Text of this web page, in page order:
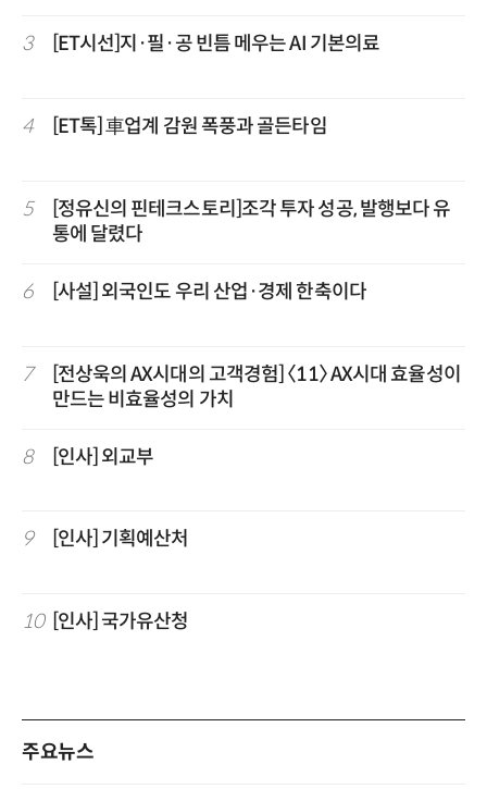
3 [ET시선]지·필·공 빈틈 메우는 AI 기본의료
4 [ET톡] 車업계 감원 폭풍과 골든타임
5
[정유신의 핀테크스토리]조각 투자 성공, 발행보다 유
통에 달렸다
6 [사설] 외국인도 우리 산업·경제 한축이다
7
[전상욱의 AX시대의 고객경험] 〈11〉 AX시대 효율성이
만드는 비효율성의 가치
8 [인사] 외교부
9 [인사] 기획예산처
10 [인사] 국가유산청
주요뉴스